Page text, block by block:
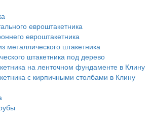
евроштакетника
евроштакетника
металлического штакетника
штакетника под дерево
на ленточном фундаменте в Клину
с кирпичными столбами в Клину